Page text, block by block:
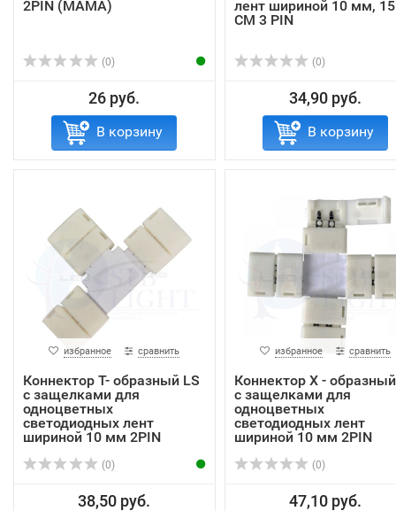
2PIN (МАМА)
(0)
26 руб.
В корзину
лент шириной 10 мм, 15
СМ 3 PIN
(0)
34,90 руб.
В корзину
избранное сравнить
Коннектор Т- образный LS
с защелками для
одноцветных
светодиодных лент
шириной 10 мм 2PIN
(0)
38,50 руб.
избранное сравнить
Коннектор Х -
с защелками для
одноцветных
светодиодных лент
шириной 10 мм 2PIN
(0)
47,10 руб.